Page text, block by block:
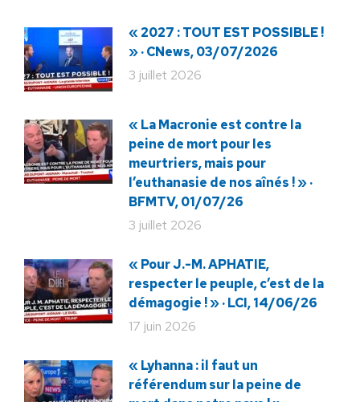
« 2027 : TOUT EST POSSIBLE !
» · CNews, 03/07/2026
3 juillet 2026
« La Macronie est contre la
peine de mort pour les
meurtriers, mais pour
l’euthanasie de nos aînés ! » ·
BFMTV, 01/07/26
3 juillet 2026
« Pour J.-M. APHATIE,
respecter le peuple, c’est de la
démagogie ! » · LCI, 14/06/26
17 juin 2026
« Lyhanna : il faut un
référendum sur la peine de